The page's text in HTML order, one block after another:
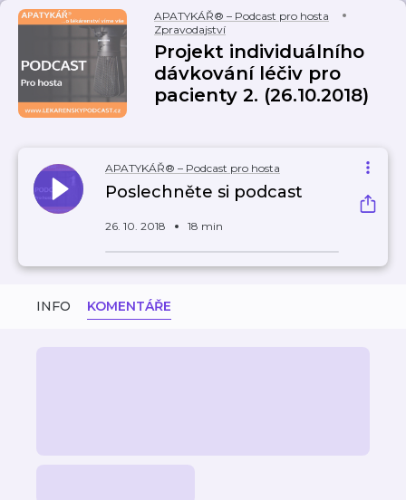
APATYKÁŘ® – Podcast pro hosta
Zpravodajství
Projekt individuálního
dávkování léčiv pro
pacienty 2. (26.10.2018)
APATYKÁŘ® – Podcast pro hosta
Poslechněte si podcast
26. 10. 2018 18 min
INFO KOMENTÁŘE